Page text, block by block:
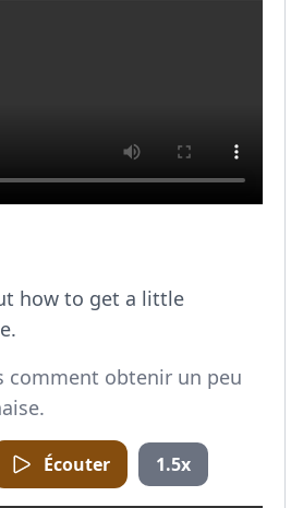
how to get a little
comment obtenir un peu
Écouter 1.5x